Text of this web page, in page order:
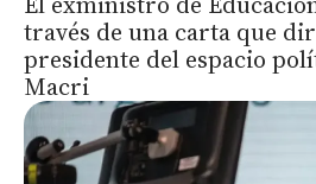
través de una carta que
presidente del espacio
Macri